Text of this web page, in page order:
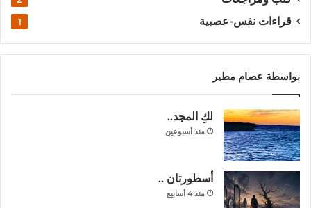
قراءات نفس-عصبية 1
بواسطة عصام مطير
لكِ المجد..
منذ أسبوعين
أسطورتان ..
منذ 4 أسابيع